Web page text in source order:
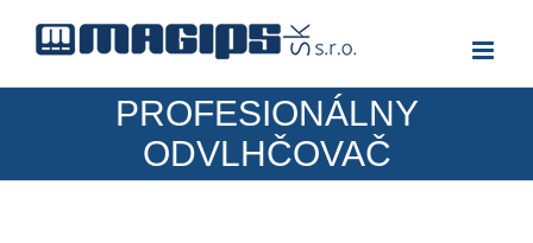
content
PROFESIONÁLNY
ODVLHČOVAČ